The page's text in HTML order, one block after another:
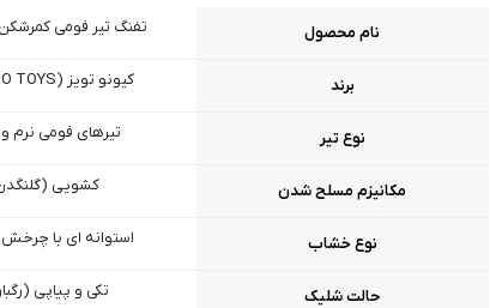
نام محصول تفنگ تیر فومی کمرشکن کد
برند کیونو تویز (QENUO TOYS)
نوع تیر تیرهای فومی نرم
مکانیزم مسلح شدن کشویی
نوع خشاب استوانه‌ ای با
حالت شلیک تکی و پیاپی